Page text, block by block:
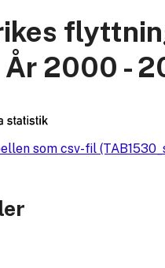
År 2000 -
som csv-fil